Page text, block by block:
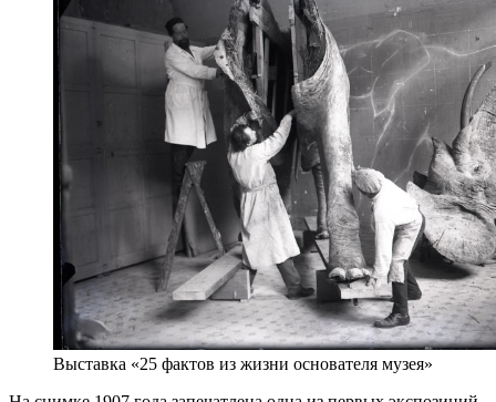
Выставка «25 фактов из жизни основателя музея»